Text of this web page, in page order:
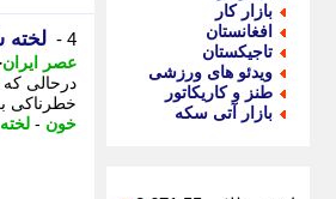
بازار کار
افغانستان
تاجیکستان
ویدئو های ورزشی
طنز و کاریکاتور
بازار آتی سکه
4 - لخته
عصر ایران
درحالی
خطرناکی
خون -